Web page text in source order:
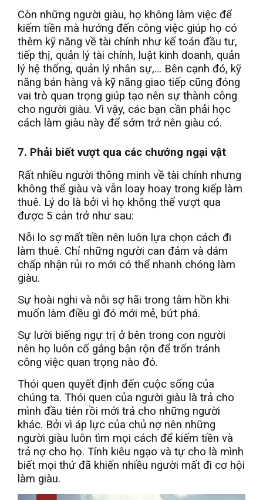
Còn những người giàu, họ không làm việc để
kiếm tiền mà hướng đến công việc giúp họ có
thêm kỹ năng về tài chính như kế toán đầu tư,
tiếp thị, quản lý tài chính, luật kinh doanh, quản
lý hệ thống, quản lý nhân sự,… Bên cạnh đó, kỹ
năng bán hàng và kỹ năng giao tiếp cũng đóng
vai trò quan trọng giúp tạo nên sự thành công
cho người giàu. Vì vậy, các bạn cần phải học
cách làm giàu này để sớm trở nên giàu có.
7. Phải biết vượt qua các chướng ngại vật
Rất nhiều người thông minh về tài chính nhưng
không thể giàu và vẫn loay hoay trong kiếp làm
thuê. Lý do là bởi vì họ không thể vượt qua
được 5 cản trở như sau:
Nỗi lo sợ mất tiền nên luôn lựa chọn cách đi
làm thuê. Chỉ những người can đảm và dám
chấp nhận rủi ro mới có thể nhanh chóng làm
giàu.
Sự hoài nghi và nỗi sợ hãi trong tâm hồn khi
muốn làm điều gì đó mới mẻ, bứt phá.
Sự lười biếng ngự trị ở bên trong con người
nên họ luôn cố gắng bận rộn để trốn tránh
công việc quan trọng nào đó.
Thói quen quyết định đến cuộc sống của
chúng ta. Thói quen của người giàu là trả cho
mình đầu tiên rồi mới trả cho những người
khác. Bởi vì áp lực của chủ nợ nên những
người giàu luôn tìm mọi cách để kiếm tiền và
trả nợ cho họ. Tính kiêu ngạo và tự cho là mình
biết mọi thứ đã khiến nhiều người mất đi cơ hội
làm giàu.